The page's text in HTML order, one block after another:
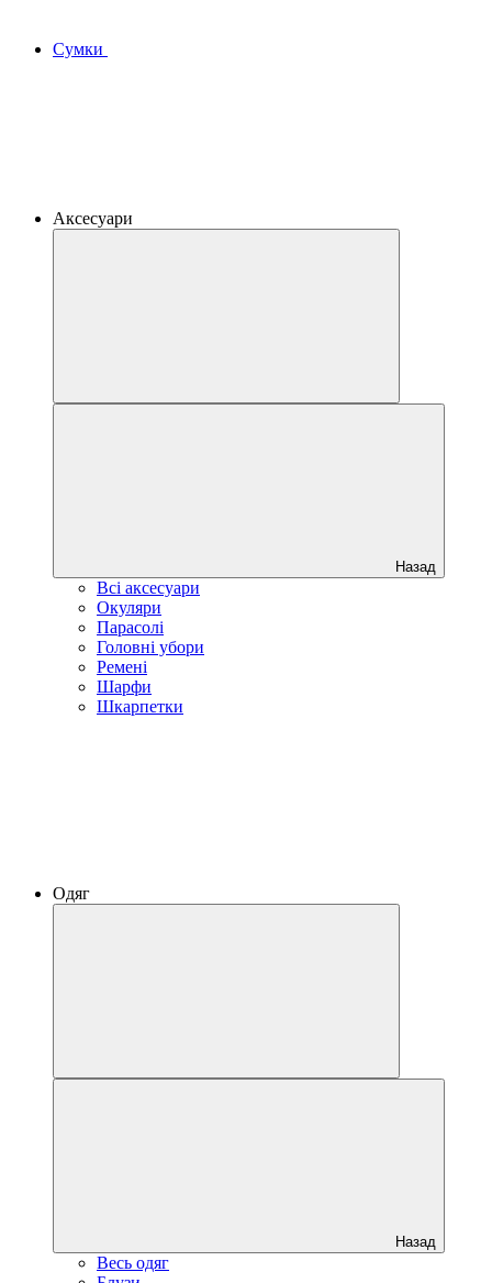
Сумки
Аксесуари
Назад
Всі аксесуари
Окуляри
Парасолі
Головні убори
Ремені
Шарфи
Шкарпетки
Одяг
Назад
Весь одяг